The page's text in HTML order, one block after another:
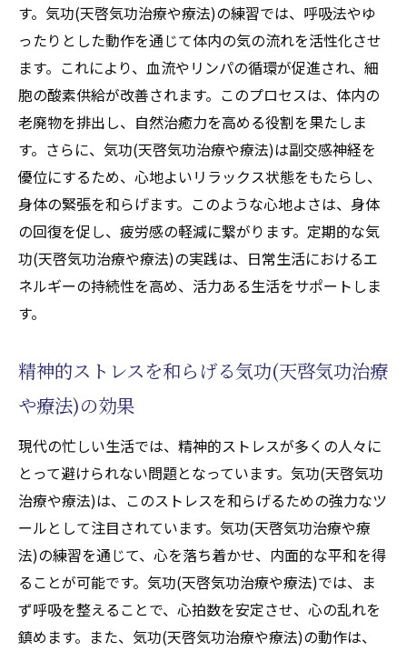
す。気功(天啓気功治療や療法)の練習では、呼吸法やゆ
ったりとした動作を通じて体内の気の流れを活性化させ
ます。これにより、血流やリンパの循環が促進され、細
胞の酸素供給が改善されます。このプロセスは、体内の
老廃物を排出し、自然治癒力を高める役割を果たしま
す。さらに、気功(天啓気功治療や療法)は副交感神経を
優位にするため、心地よいリラックス状態をもたらし、
身体の緊張を和らげます。このような心地よさは、身体
の回復を促し、疲労感の軽減に繋がります。定期的な気
功(天啓気功治療や療法)の実践は、日常生活におけるエ
ネルギーの持続性を高め、活力ある生活をサポートしま
す。
精神的ストレスを和らげる気功(天啓気功治療
や療法)の効果
現代の忙しい生活では、精神的ストレスが多くの人々に
とって避けられない問題となっています。気功(天啓気功
治療や療法)は、このストレスを和らげるための強力なツ
ールとして注目されています。気功(天啓気功治療や療
法)の練習を通じて、心を落ち着かせ、内面的な平和を得
ることが可能です。気功(天啓気功治療や療法)では、ま
ず呼吸を整えることで、心拍数を安定させ、心の乱れを
鎮めます。また、気功(天啓気功治療や療法)の動作は、